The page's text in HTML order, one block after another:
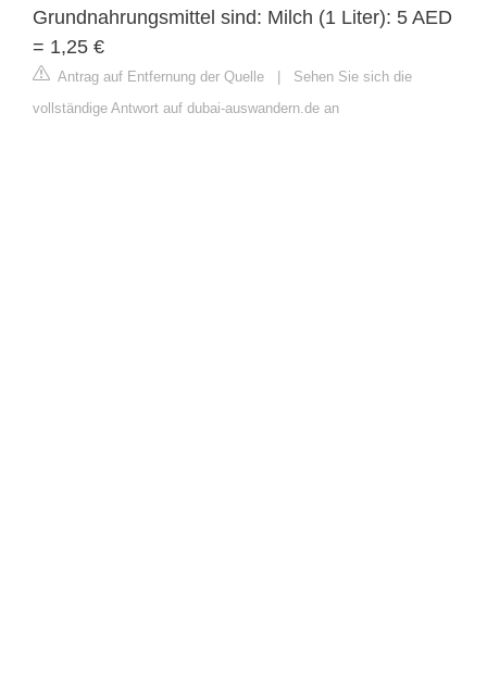
Grundnahrungsmittel sind: Milch (1 Liter): 5 AED
= 1,25 €
Antrag auf Entfernung der Quelle | Sehen Sie sich die
vollständige Antwort auf dubai-auswandern.de an